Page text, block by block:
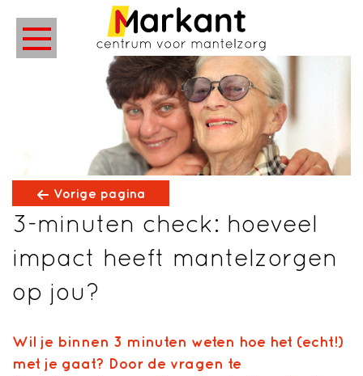
Vorige pagina
3-minuten check: hoeveel
impact heeft mantelzorgen
op jou?
Wil je binnen 3 minuten weten hoe het (echt!)
met je gaat? Door de vragen te